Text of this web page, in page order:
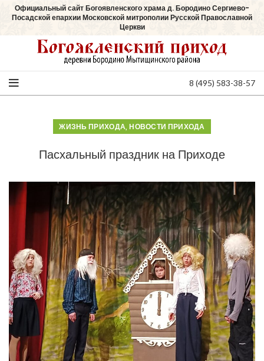
Официальный сайт Богоявленского храма д. Бородино Сергиево-
Посадской епархии Московской митрополии Русской Православной
Церкви
8 (495) 583-38-57
ЖИЗНЬ ПРИХОДА,НОВОСТИ ПРИХОДА
Пасхальный праздник на Приходе